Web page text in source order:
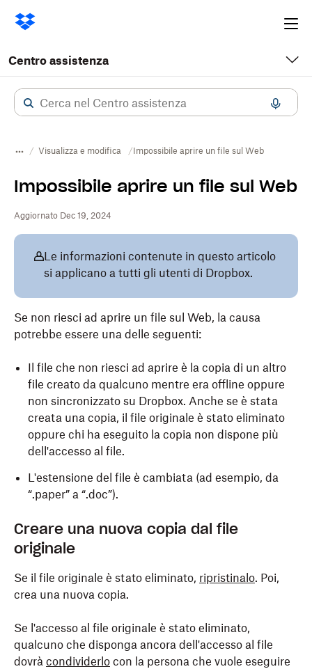
Centro assistenza
Visualizza e modifica Impossibile aprire un file sul Web
Impossibile aprire un file sul Web
Aggiornato Dec 19, 2024
Le informazioni contenute in questo articolo
si applicano a tutti gli utenti di Dropbox.
Se non riesci ad aprire un file sul Web, la causa
potrebbe essere una delle seguenti:
Il file che non riesci ad aprire è la copia di un altro
file creato da qualcuno mentre era offline oppure
non sincronizzato su Dropbox. Anche se è stata
creata una copia, il file originale è stato eliminato
oppure chi ha eseguito la copia non dispone più
dell'accesso al file.
L'estensione del file è cambiata (ad esempio, da
“.paper” a “.doc”).
Creare una nuova copia dal file
originale
Se il file originale è stato eliminato, ripristinalo. Poi,
crea una nuova copia.
Se l'accesso al file originale è stato eliminato,
qualcuno che disponga ancora dell'accesso al file
dovrà condividerlo con la persona che vuole eseguire